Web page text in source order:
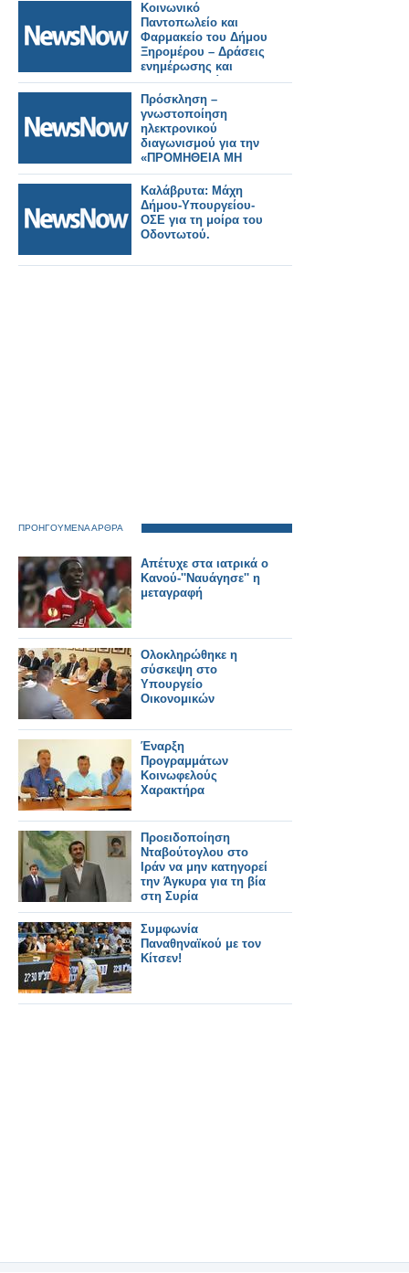
Κοινωνικό
Παντοπωλείο και
Φαρμακείο του Δήμου
Ξηρομέρου – Δράσεις
ενημέρωσης και
ευαισθητοποίησης σε
σχολεία.
Πρόσκληση –
γνωστοποίηση
ηλεκτρονικού
διαγωνισμού για την
«ΠΡΟΜΗΘΕΙΑ ΜΗ
ΜΟΝΙΜΟΥ
ΕΞΟΠΛΙΣΜΟΥ ΓΙΑ ΤΗ
ΒΕΛΤΙΩΣΗ ΤΗΣ
ΠΡΟΣΒΑΣΙΜΟΤΗΤΑΣ
ΣΕ ΠΑΡΑΛΙΕΣ ΤΟΥ
Καλάβρυτα: Μάχη
Δήμου-Υπουργείου-
ΟΣΕ για τη μοίρα του
Οδοντωτού.
ΠΡΟΗΓΟΥΜΕΝΑ ΑΡΘΡΑ
Απέτυχε στα ιατρικά ο
Κανού-''Ναυάγησε'' η
μεταγραφή
Ολοκληρώθηκε η
σύσκεψη στο
Υπουργείο
Οικονομικών
Έναρξη
Προγραμμάτων
Κοινωφελούς
Χαρακτήρα
Προειδοποίηση
Νταβούτογλου στο
Ιράν να μην κατηγορεί
την Άγκυρα για τη βία
στη Συρία
Συμφωνία
Παναθηναϊκού με τον
Κίτσεν!